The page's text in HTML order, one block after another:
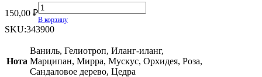
150,00 ₽
Attar
Collection
Azalea
В корзину
SKU:343900
Нота
Ваниль, Гелиотроп, Иланг-иланг,
Марципан, Мирра, Мускус, Орхидея, Роза,
Сандаловое дерево, Цедра